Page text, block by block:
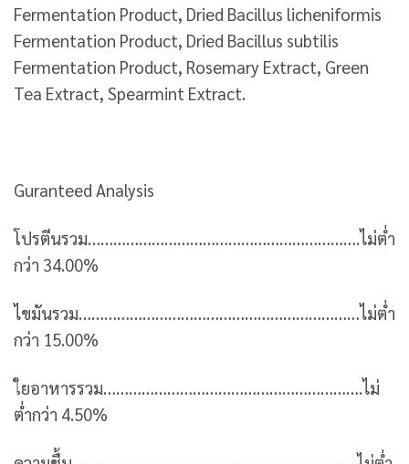
Fermentation Product, Dried Bacillus licheniformis
Fermentation Product, Dried Bacillus subtilis
Fermentation Product, Rosemary Extract, Green
Tea Extract, Spearmint Extract.
Guranteed Analysis
โปรตีนรวม……………………………………………………….ไม่ต่ำ
กว่า 34.00%
ไขมันรวม…………………………………………………………ไม่ต่ำ
กว่า 15.00%
ใยอาหารรวม…………………………………………………….ไม่
ต่ำกว่า 4.50%